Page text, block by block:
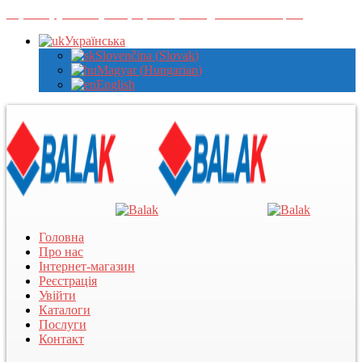
Українська
Slovenčina (Slovak)
Magyar (Hungarian)
English
Головна
Про нас
Інтернет-магазин
Реєстрація
Увійти
Каталоги
Послуги
Контакт